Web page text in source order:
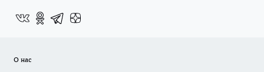
О нас